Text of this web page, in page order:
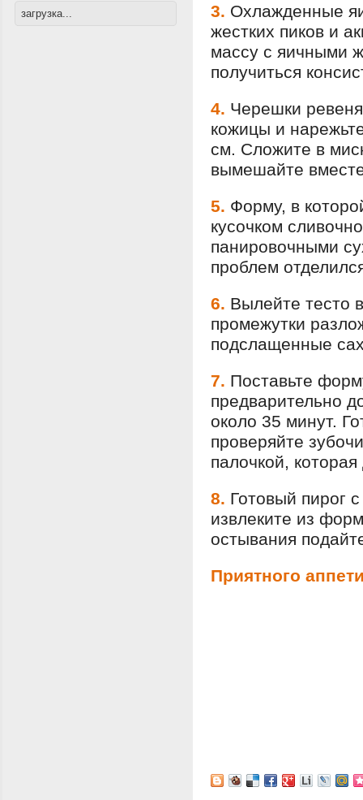
загрузка...
3. Охлажденные
жестких пиков и
массу с яичными
получиться
4. Черешки
кожицы и
см. Сложите в
вымешайте
5. Форму, в
кусочком
панировочными
проблем
6. Вылейте тесто
промежутки
подслащенные
7. Поставьте
предварительно
около 35 минут.
проверяйте
палочкой,
8. Готовый пирог
извлеките из
остывания
Приятного